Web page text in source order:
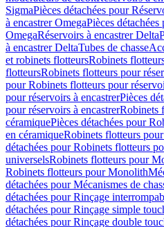
SigmaPièces détachées pour
à encastrer OmegaPièces
OmegaRéservoirs à encastrer Delta
à encastrer DeltaTubes de chasse
et robinets flotteursRobinets
flotteursRobinets flotteurs pour
pour Robinets flotteurs pour
pour réservoirs à encastrerPièces
pour réservoirs à encastrerRobinets
céramiquePièces détachées pour
en céramiqueRobinets flotteurs
détachées pour Robinets flotteurs
universelsRobinets flotteurs pour
Robinets flotteurs pour Monolith
détachées pour Mécanismes de
détachées pour Rinçage
détachées pour Rinçage simple
détachées pour Rinçage double